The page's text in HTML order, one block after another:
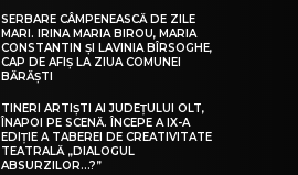
SERBARE CÂMPENEASCĂ DE ZILE
MARI. IRINA MARIA BIROU, MARIA
CONSTANTIN ȘI LAVINIA BÎRSOGHE,
CAP DE AFIȘ LA ZIUA COMUNEI
BĂRĂȘTI
TINERI ARTIȘTI AI JUDEȚULUI OLT,
ÎNAPOI PE SCENĂ. ÎNCEPE A IX-A
EDIȚIE A TABEREI DE CREATIVITATE
TEATRALĂ „DIALOGUL
ABSURZILOR…?”